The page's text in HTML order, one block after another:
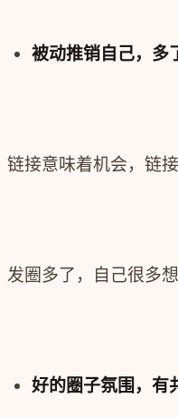
被动推销自己，多
链接意味着机会，链接
发圈多了，自己很多
好的圈子氛围，有